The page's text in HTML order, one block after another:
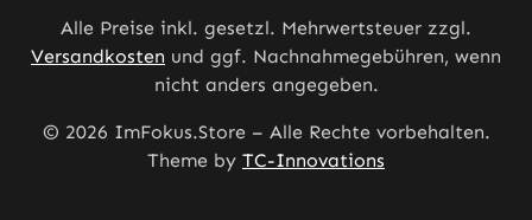
Alle Preise inkl. gesetzl. Mehrwertsteuer zzgl.
Versandkosten und ggf. Nachnahmegebühren, wenn
nicht anders angegeben.
© 2026 ImFokus.Store – Alle Rechte vorbehalten.
Theme by TC-Innovations